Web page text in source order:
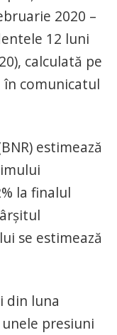
2020 –
12 luni
calculată pe
în comunicatul
estimează
la finalul
se estimează
din luna
presiuni